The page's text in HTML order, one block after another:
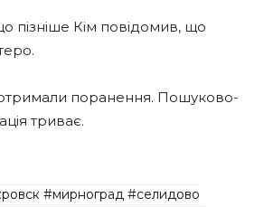
Кім повідомив, що
поранення. Пошуково-
триває.
#мирноград #селидово